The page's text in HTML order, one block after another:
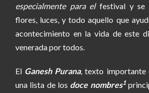
especialmente para elfestival y se
flores, luces, y todo aquello que
acontecimiento en la vida de este
venerada por todos.
El Ganesh Purana, texto importante
una lista de los doce nombres1